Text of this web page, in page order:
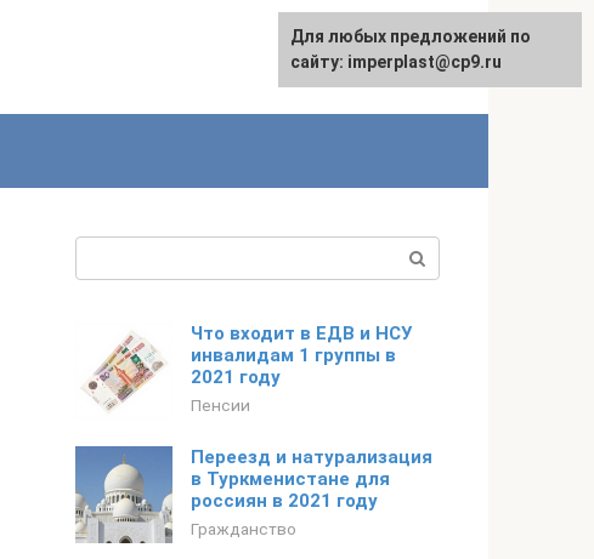
Что входит в ЕДВ и НСУ
инвалидам 1 группы в
2021 году
Пенсии
Переезд и натурализация
в Туркменистане для
россиян в 2021 году
Гражданство
Для любых предложений по
сайту: imperplast@cp9.ru